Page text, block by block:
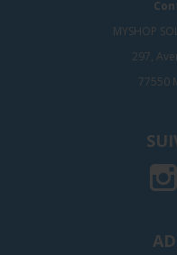
MYSHOP
297,
77550